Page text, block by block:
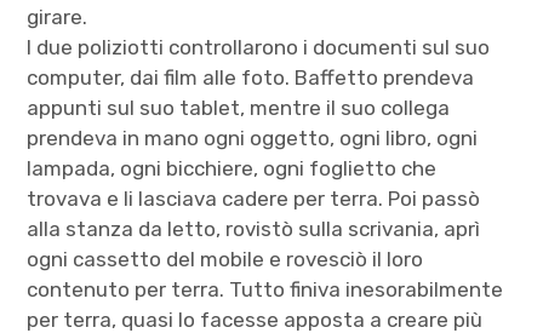
girare.
I due poliziotti controllarono i documenti sul suo
computer, dai film alle foto. Baffetto prendeva
appunti sul suo tablet, mentre il suo collega
prendeva in mano ogni oggetto, ogni libro, ogni
lampada, ogni bicchiere, ogni foglietto che
trovava e li lasciava cadere per terra. Poi passò
alla stanza da letto, rovistò sulla scrivania, aprì
ogni cassetto del mobile e rovesciò il loro
contenuto per terra. Tutto finiva inesorabilmente
per terra, quasi lo facesse apposta a creare più